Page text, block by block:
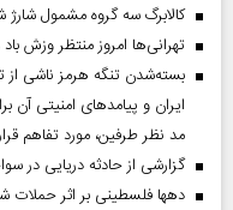
کالابرگ سه گروه مشمول شارژ
تهرانی‌ها امروز منتظر وزش
بسته‌شدن تنگه هرمز ناشی از
ایران و پیامد‌های امنیتی
مد نظر طرفین، مورد تفاهم
گزارشی از حادثه دریایی در
دهها فلسطینی بر اثر حملات